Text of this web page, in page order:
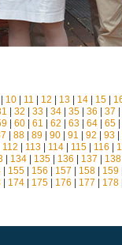
10| 11 12 13| 14| 15|
32 33| 34| 35| 36 37
| 60| 61 62 63| 64| 65|
88 89 90 91 92 93
112 113 114 115 116
| 134| 135| 136 137 138|
| 155| 156 157 158| 159|
| 174| 175| 176 177 178|